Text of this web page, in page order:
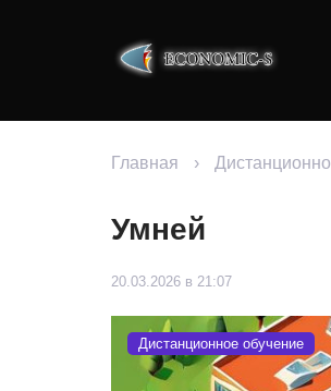
Главная ›
Умней
20.03.2026 в 21:07
Дистанционное обучение